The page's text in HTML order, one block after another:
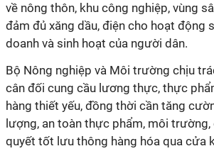
về nông thôn, khu công nghiệp, vùng
đảm đủ xăng dầu, điện cho hoạt động
doanh và sinh hoạt của người dân.
Bộ Nông nghiệp và Môi trường chịu
cân đối cung cầu lương thực, thực
hàng thiết yếu, đồng thời cần tăng
lượng, an toàn thực phẩm, môi
quyết tốt lưu thông hàng hóa qua cửa